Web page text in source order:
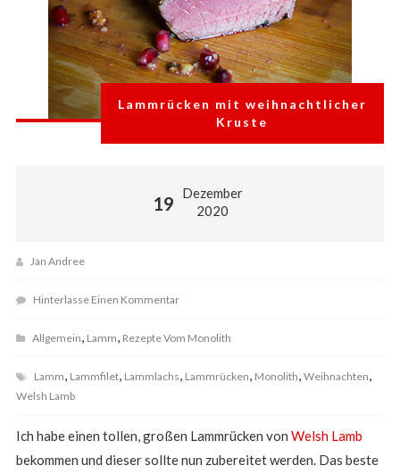
Lammrücken mit weihnachtlicher
Kruste
19
Dezember
2020
Jan Andree
Hinterlasse Einen Kommentar
Allgemein, Lamm, Rezepte Vom Monolith
Lamm, Lammfilet, Lammlachs, Lammrücken, Monolith, Weihnachten,
Welsh Lamb
Ich habe einen tollen, großen Lammrücken von Welsh Lamb
bekommen und dieser sollte nun zubereitet werden. Das beste